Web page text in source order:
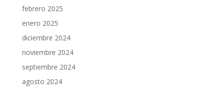
febrero 2025
enero 2025
diciembre 2024
noviembre 2024
septiembre 2024
agosto 2024